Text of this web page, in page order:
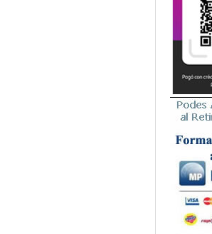
Medicina del
Medicina
Medicina
Medicina
Medicina
Microbiología
Nefrología
Neonatología /
Neumología
Neurocirugía
Neurología
Nutrición
Odontología